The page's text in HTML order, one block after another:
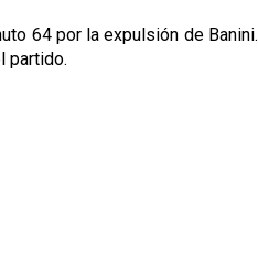
64 por la expulsión de Banini.
partido.